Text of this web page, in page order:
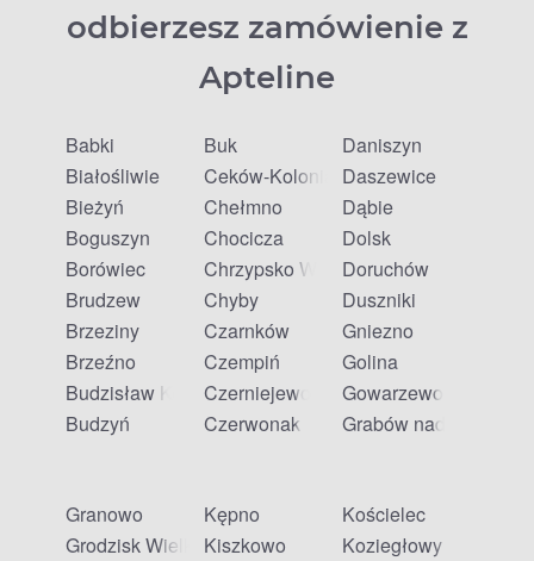
odbierzesz zamówienie z
Apteline
Babki
Białośliwie
Bieżyń
Boguszyn
Borówiec
Brudzew
Brzeziny
Brzeźno
Budzisław Kościelny
Budzyń
Buk
Ceków-Kolonia
Chełmno
Chocicza
Chrzypsko Wielkie
Chyby
Czarnków
Czempiń
Czerniejewo
Czerwonak
Daniszyn
Daszewice
Dąbie
Dolsk
Doruchów
Duszniki
Gniezno
Golina
Gowarzewo
Grabów nad Prosną
Granowo
Grodzisk Wielkopolski
Kępno
Kiszkowo
Kościelec
Koziegłowy